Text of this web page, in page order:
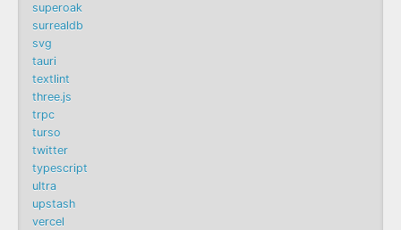
superoak
surrealdb
svg
tauri
textlint
three.js
trpc
turso
twitter
typescript
ultra
upstash
vercel